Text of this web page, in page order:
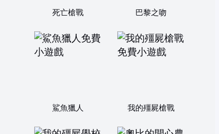
死亡槍戰 巴黎之吻
鯊魚獵人 我的殭屍槍戰